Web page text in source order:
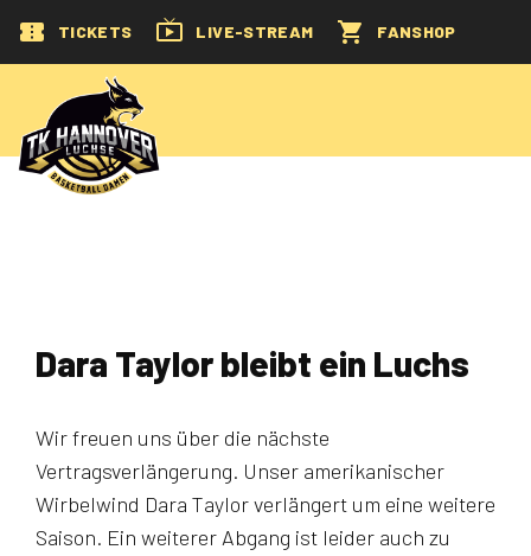
TICKETS LIVE-STREAM FANSHOP
Dara Taylor bleibt ein Luchs
Wir freuen uns über die nächste
Vertragsverlängerung. Unser amerikanischer
Wirbelwind Dara Taylor verlängert um eine weitere
Saison. Ein weiterer Abgang ist leider auch zu